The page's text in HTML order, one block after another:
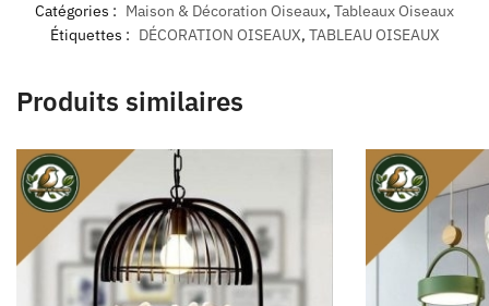
Catégories : Maison & Décoration Oiseaux, Tableaux Oiseaux
Étiquettes : DÉCORATION OISEAUX, TABLEAU OISEAUX
Produits similaires